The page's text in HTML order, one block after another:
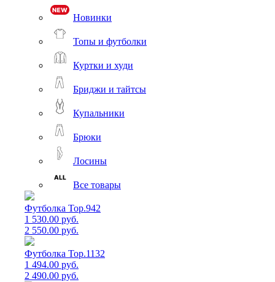
Новинки
Топы и футболки
Куртки и худи
Бриджи и тайтсы
Купальники
Брюки
Лосины
Все товары
Футболка Top.942
1 530.00 руб.
2 550.00 руб.
Футболка Top.1132
1 494.00 руб.
2 490.00 руб.